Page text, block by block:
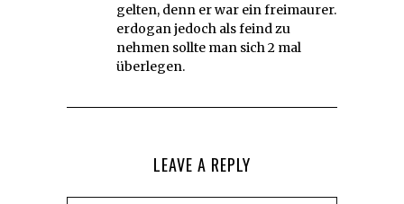
gelten, denn er war ein freimaurer.
erdogan jedoch als feind zu
nehmen sollte man sich 2 mal
überlegen.
LEAVE A REPLY